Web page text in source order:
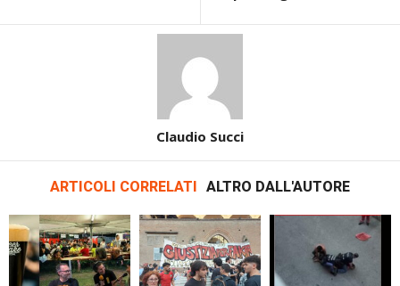
Claudio Succi
ARTICOLI CORRELATI ALTRO DALL'AUTORE